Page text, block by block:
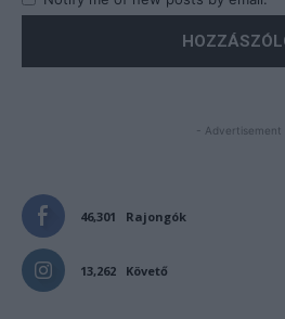
- Advertisement -
46,301 Rajongók
13,262 Követő